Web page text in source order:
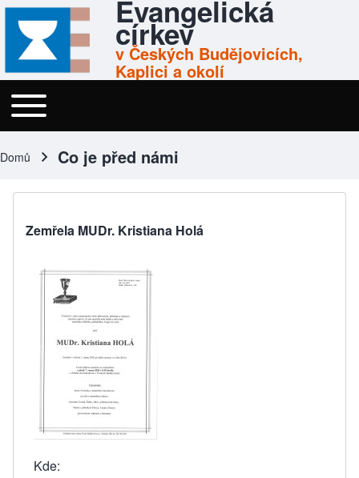
Skip to header
Skip to main navigation
Přejít k hlavnímu obsahu
Skip to footer Evangelická
církev
v Českých Budějovicích,
Kaplici a okolí
Menu
Toggle main menu
Drobečková navigace
Domů Co je před námi
Zemřela MUDr. Kristiana Holá
Kde